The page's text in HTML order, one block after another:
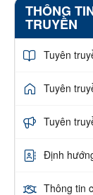
THÔNG
TRUYỀN
Tuyên
Tuyên
Tuyên
Định
Thông tin